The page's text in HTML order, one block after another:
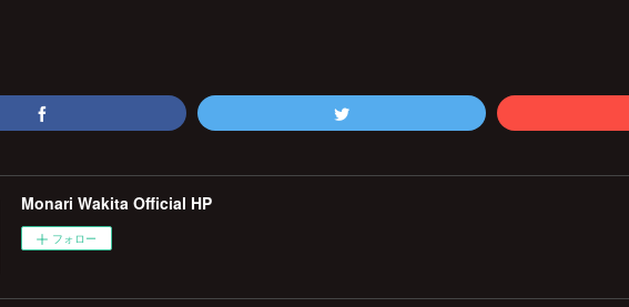
Monari Wakita Official HP
フォロー